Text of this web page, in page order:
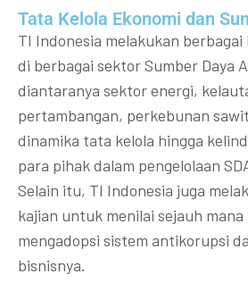
Tata Kelola Ekonomi dan
TI Indonesia melakukan
di berbagai sektor Sumber Daya
diantaranya sektor energi,
pertambangan, perkebunan
dinamika tata kelola hingga
para pihak dalam pengelolaan
Selain itu, TI Indonesia juga
kajian untuk menilai sejauh
mengadopsi sistem antikorupsi
bisnisnya.